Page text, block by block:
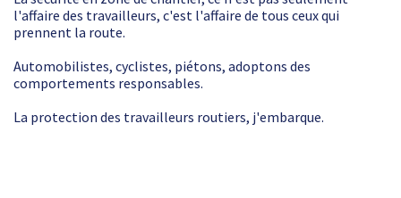
l'affaire des travailleurs, c'est l'affaire de tous ceux qui
prennent la route.
Automobilistes, cyclistes, piétons, adoptons des
comportements responsables.
La protection des travailleurs routiers, j'embarque.